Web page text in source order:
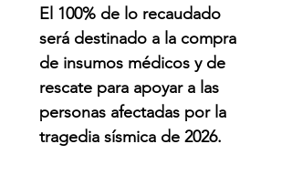
El 100% de lo recaudado
será destinado a la compra
de insumos médicos y de
rescate para apoyar a las
personas afectadas por la
tragedia sísmica de 2026.